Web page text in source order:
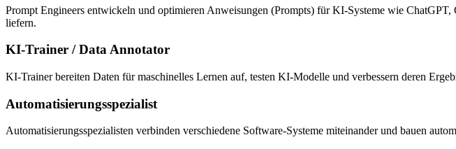
Prompt Engineers entwickeln und optimieren Anweisungen (Prompts) für KI-Systeme wie
liefern.
KI-Trainer / Data Annotator
KI-Trainer bereiten Daten für maschinelles Lernen auf, testen KI-Modelle und verbessern deren
Automatisierungsspezialist
Automatisierungsspezialisten verbinden verschiedene Software-Systeme miteinander und bauen